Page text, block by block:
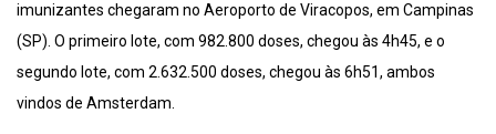
imunizantes chegaram no Aeroporto de Viracopos, em Campinas
(SP). O primeiro lote, com 982.800 doses, chegou às 4h45, e o
segundo lote, com 2.632.500 doses, chegou às 6h51, ambos
vindos de Amsterdam.